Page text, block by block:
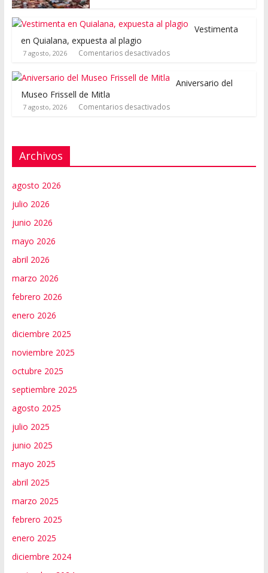
Vestimenta
en Quialana, expuesta al plagio
7 agosto, 2026 Comentarios desactivados
Aniversario del
Museo Frissell de Mitla
7 agosto, 2026 Comentarios desactivados
Archivos
agosto 2026
julio 2026
junio 2026
mayo 2026
abril 2026
marzo 2026
febrero 2026
enero 2026
diciembre 2025
noviembre 2025
octubre 2025
septiembre 2025
agosto 2025
julio 2025
junio 2025
mayo 2025
abril 2025
marzo 2025
febrero 2025
enero 2025
diciembre 2024